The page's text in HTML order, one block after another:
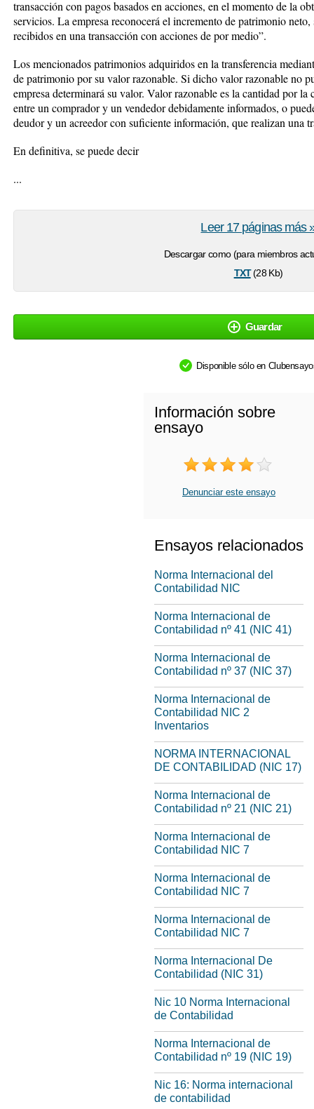
transacción con pagos basados en acciones, en el momento de la
servicios. La empresa reconocerá el incremento de patrimonio
recibidos en una transacción con acciones de por medio”.
Los mencionados patrimonios adquiridos en la transferencia
de patrimonio por su valor razonable. Si dicho valor razonable no
empresa determinará su valor. Valor razonable es la cantidad por
entre un comprador y un vendedor debidamente informados, o
deudor y un acreedor con suficiente información, que realizan una
En definitiva, se puede decir
...
Descargar como (para miembros
txt(28 Kb)
Leer 17 páginas más
Guardar
Disponible sólo en
Información sobre
ensayo
Denunciar este ensayo
Ensayos relacionados
Norma Internacional del
Contabilidad NIC
Norma Internacional de
Contabilidad nº 41 (NIC 41)
Norma Internacional de
Contabilidad nº 37 (NIC 37)
Norma Internacional de
Contabilidad NIC 2
Inventarios
NORMA INTERNACIONAL
DE CONTABILIDAD (NIC 17)
Norma Internacional de
Contabilidad nº 21 (NIC 21)
Norma Internacional de
Contabilidad NIC 7
Norma Internacional de
Contabilidad NIC 7
Norma Internacional de
Contabilidad NIC 7
Norma Internacional De
Contabilidad (NIC 31)
Nic 10 Norma Internacional
de Contabilidad
Norma Internacional de
Contabilidad nº 19 (NIC 19)
Nic 16: Norma internacional
de contabilidad